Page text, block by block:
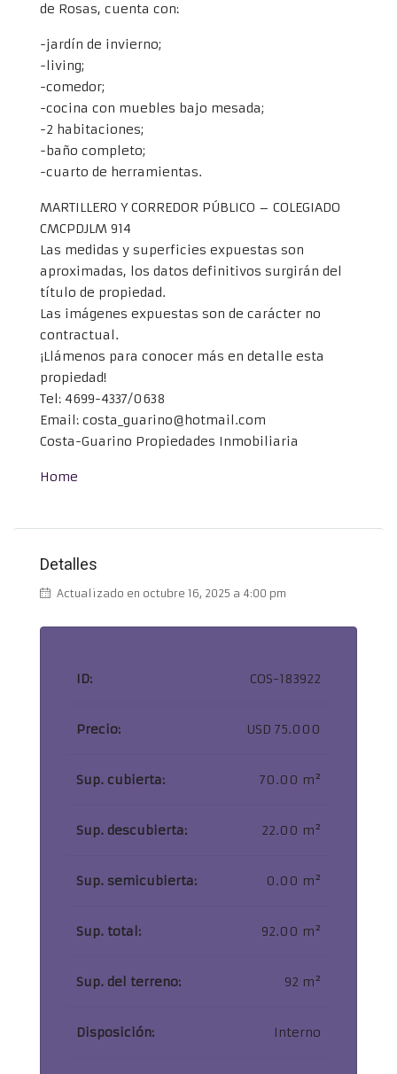
de Rosas, cuenta con:
-jardín de invierno;
-living;
-comedor;
-cocina con muebles bajo mesada;
-2 habitaciones;
-baño completo;
-cuarto de herramientas.
MARTILLERO Y CORREDOR PÚBLICO – COLEGIADO
CMCPDJLM 914
Las medidas y superficies expuestas son
aproximadas, los datos definitivos surgirán del
título de propiedad.
Las imágenes expuestas son de carácter no
contractual.
¡Llámenos para conocer más en detalle esta
propiedad!
Tel: 4699-4337/0638
Email: costa_guarino@hotmail.com
Costa-Guarino Propiedades Inmobiliaria
Home
Detalles
Actualizado en octubre 16, 2025 a 4:00 pm
ID: COS-183922
Precio: USD 75.000
Sup. cubierta: 70.00 m²
Sup. descubierta: 22.00 m²
Sup. semicubierta: 0.00 m²
Sup. total: 92.00 m²
Sup. del terreno: 92 m²
Disposición: Interno